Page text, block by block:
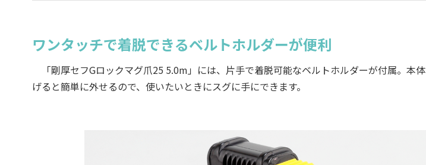
ワンタッチで着脱できるベルトホルダーが便利
「剛厚セフGロックマグ爪25 5.0m」には、片手で着脱可能なベルトホルダーが付属。本
げると簡単に外せるので、使いたいときにスグに手にできます。